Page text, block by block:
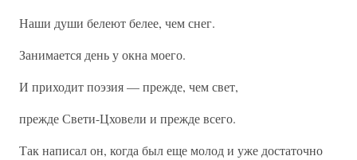
Наши души белеют белее, чем снег.
Занимается день у окна моего.
И приходит поэзия — прежде, чем свет,
прежде Свети-Цховели и прежде всего.
Так написал он, когда был еще молод и уже достаточно